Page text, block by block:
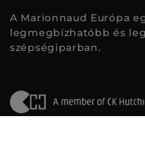
A Marionnaud Európa
legmegbízhatóbb és
szépségiparban.